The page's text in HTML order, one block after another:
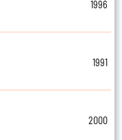
1996
1991
2000